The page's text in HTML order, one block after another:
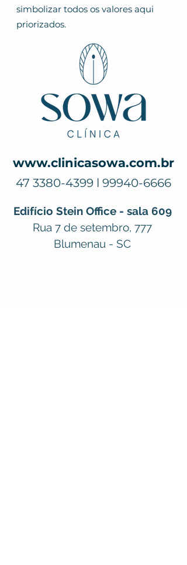
simbolizar todos os valores aqui
priorizados.
47 3380-4399 l 99940-6666
www.clinicasowa.com.br
Edifício Stein Office - sala 609
Rua 7 de setembro, 777
Blumenau - SC